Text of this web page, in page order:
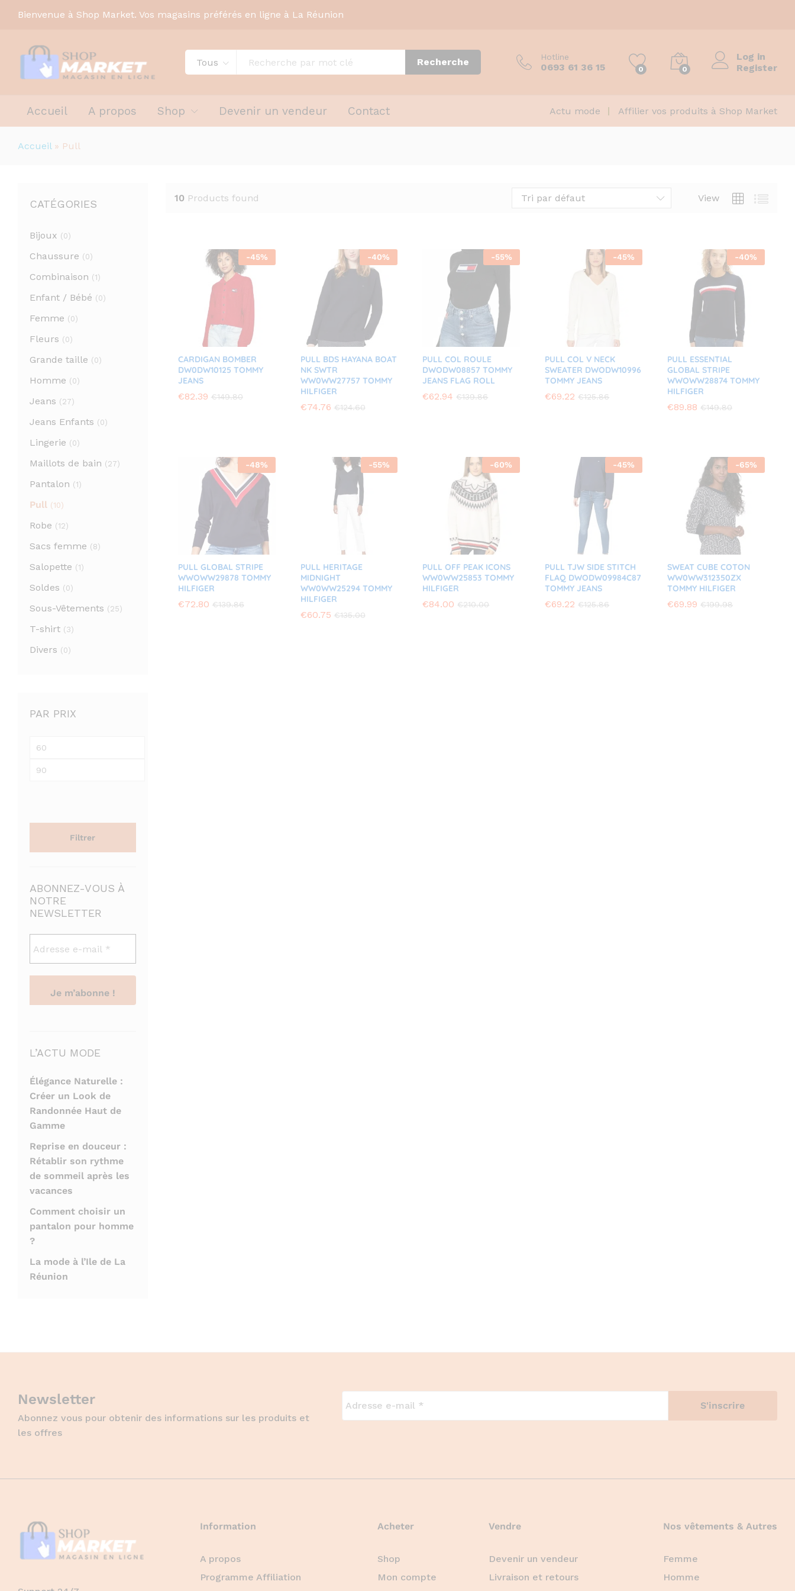
Bienvenue à Shop Market. Vos magasins préférés en ligne à La Réunion
Tous Recherche Hotline
0693 61 36 15 0 0
Log in
Register
Accueil A propos Shop Devenir un vendeur Contact Actu mode Affilier vos produits à Shop Market
Accueil» Pull
10 Products found View
Tri par défaut
-45%
CARDIGAN BOMBER
DW0DW10125 TOMMY
JEANS
€82.39 €149.80
€82.39 €149.80
-40%
PULL BDS HAYANA BOAT
NK SWTR
WW0WW27757 TOMMY
HILFIGER
€74.76 €124.60
€74.76 €124.60
-55%
PULL COL ROULE
DWODW08857 TOMMY
JEANS FLAG ROLL
€62.94 €139.86
€62.94 €139.86
-45%
PULL COL V NECK
SWEATER DWODW10996
TOMMY JEANS
€69.22 €125.86
€69.22 €125.86
-40%
PULL ESSENTIAL
GLOBAL STRIPE
WWOWW28874 TOMMY
HILFIGER
€89.88 €149.80
€89.88 €149.80
-48%
PULL GLOBAL STRIPE
WWOWW29878 TOMMY
HILFIGER
€72.80 €139.86
€72.80 €139.86
-55%
PULL HERITAGE
MIDNIGHT
WW0WW25294 TOMMY
HILFIGER
€60.75 €135.00
€60.75 €135.00
-60%
PULL OFF PEAK ICONS
WW0WW25853 TOMMY
HILFIGER
€84.00 €210.00
€84.00 €210.00
-45%
PULL TJW SIDE STITCH
FLAQ DWODW09984C87
TOMMY JEANS
€69.22 €125.86
€69.22 €125.86
-65%
SWEAT CUBE COTON
WW0WW312350ZX
TOMMY HILFIGER
€69.99 €199.98
€69.99 €199.98
CATÉGORIES
Bijoux (0)
Chaussure (0)
Combinaison (1)
Enfant / Bébé (0)
Femme (0)
Fleurs (0)
Grande taille (0)
Homme (0)
Jeans (27)
Jeans Enfants (0)
Lingerie (0)
Maillots de bain (27)
Pantalon (1)
Pull (10)
Robe (12)
Sacs femme (8)
Salopette (1)
Soldes (0)
Sous-Vêtements (25)
T-shirt (3)
Divers (0)
PAR PRIX
Prix
Prix
Filtrer
ABONNEZ-VOUS À
NOTRE
NEWSLETTER
L’ACTU MODE
Élégance Naturelle :
Créer un Look de
Randonnée Haut de
Gamme
Reprise en douceur :
Rétablir son rythme
de sommeil après les
vacances
Comment choisir un
pantalon pour homme
?
La mode à l’Ile de La
Réunion
Newsletter
Abonnez vous pour obtenir des informations sur les produits et
les offres
Information
A propos
Programme Affiliation
Acheter
Shop
Mon compte
Vendre
Devenir un vendeur
Livraison et retours
Nos vêtements & Autres
Femme
Homme